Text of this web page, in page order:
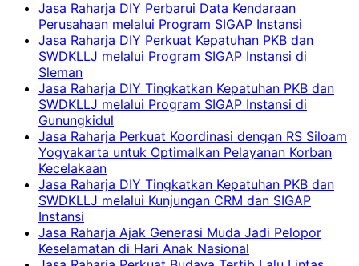
Jasa Raharja DIY Perbarui Data Kendaraan
Perusahaan melalui Program SIGAP Instansi
Jasa Raharja DIY Perkuat Kepatuhan PKB dan
SWDKLLJ melalui Program SIGAP Instansi di
Sleman
Jasa Raharja DIY Tingkatkan Kepatuhan PKB dan
SWDKLLJ melalui Program SIGAP Instansi di
Gunungkidul
Jasa Raharja Perkuat Koordinasi dengan RS Siloam
Yogyakarta untuk Optimalkan Pelayanan Korban
Kecelakaan
Jasa Raharja DIY Tingkatkan Kepatuhan PKB dan
SWDKLLJ melalui Kunjungan CRM dan SIGAP
Instansi
Jasa Raharja Ajak Generasi Muda Jadi Pelopor
Keselamatan di Hari Anak Nasional